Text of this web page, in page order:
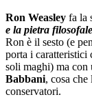
Ron Weasley fa la
e la pietra filosofale
Ron è il sesto (e
porta i caratteristici
soli maghi) ma con
Babbani, cosa
conservatori.